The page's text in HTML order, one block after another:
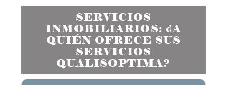
SERVICIOS
INMOBILIARIOS: ¿A
QUIÉN OFRECE SUS
SERVICIOS
QUALISOPTIMA?